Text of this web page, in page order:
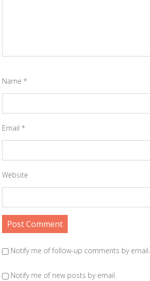
Name*
Email*
Website
Notify me of follow-up comments by email.
Notify me of new posts by email.